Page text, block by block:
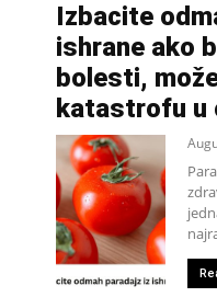
Izbacite
ishrane ako
bolesti,
katastrofu u